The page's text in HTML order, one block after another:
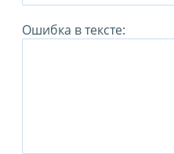
Ошибка в тексте: